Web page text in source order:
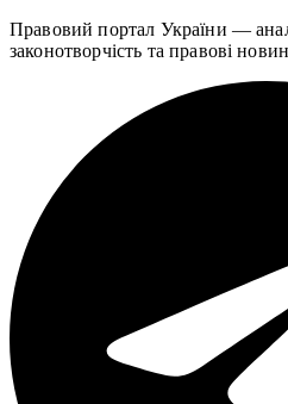
Правовий портал України —
законотворчість та правові